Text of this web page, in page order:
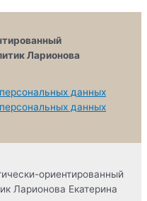
Ларионова
данных
данных
ориентированный
Ларионова Екатерина